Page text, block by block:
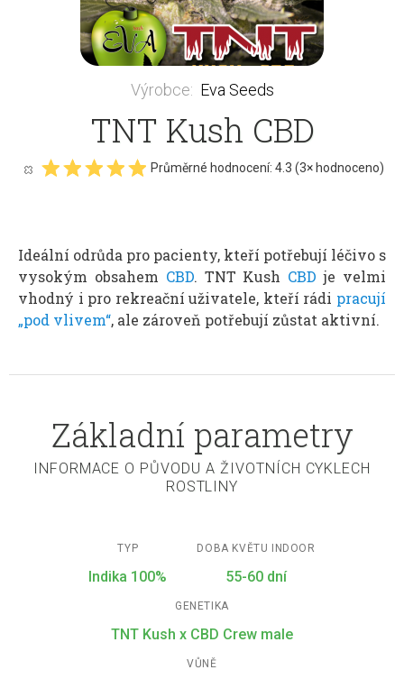
Výrobce: Eva Seeds
TNT Kush CBD
Průměrné hodnocení: 4.3 (3× hodnoceno)
Ideální odrůda pro pacienty, kteří potřebují léčivo s
vysokým obsahem CBD. TNT Kush CBD je velmi
vhodný i pro rekreační uživatele, kteří rádi pracují
„pod vlivem“, ale zároveň potřebují zůstat aktivní.
Základní parametry
INFORMACE O PŮVODU A ŽIVOTNÍCH CYKLECH
ROSTLINY
TYP
Indika 100%
DOBA KVĚTU INDOOR
55-60 dní
GENETIKA
TNT Kush x CBD Crew male
VŮNĚ